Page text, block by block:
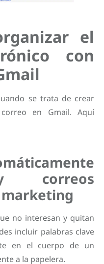
el
con
se trata de crear
en Gmail. Aquí
correos
no interesan y quitan
incluir palabras clave
en el cuerpo de un
a la papelera.